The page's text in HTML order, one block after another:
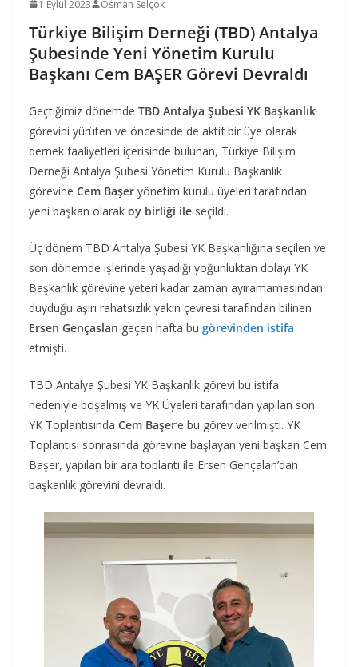
1 Eylül 2023 Osman Selçok
Türkiye Bilişim Derneği (TBD) Antalya
Şubesinde Yeni Yönetim Kurulu
Başkanı Cem BAŞER Görevi Devraldı
Geçtiğimiz dönemde TBD Antalya Şubesi YK Başkanlık
görevini yürüten ve öncesinde de aktif bir üye olarak
dernek faaliyetleri içerisinde bulunan, Türkiye Bilişim
Derneği Antalya Şubesi Yönetim Kurulu Başkanlık
görevine Cem Başer yönetim kurulu üyeleri tarafından
yeni başkan olarak oy birliği ile seçildi.
Üç dönem TBD Antalya Şubesi YK Başkanlığına seçilen ve
son dönemde işlerinde yaşadığı yoğunluktan dolayı YK
Başkanlık görevine yeteri kadar zaman ayıramamasından
duyduğu aşırı rahatsızlık yakın çevresi tarafından bilinen
Ersen Gençaslan geçen hafta bu görevinden istifa
etmişti.
TBD Antalya Şubesi YK Başkanlık görevi bu istifa
nedeniyle boşalmış ve YK Üyeleri tarafından yapılan son
YK Toplantısında Cem Başer‘e bu görev verilmişti. YK
Toplantısı sonrasında görevine başlayan yeni başkan Cem
Başer, yapılan bir ara toplantı ile Ersen Gençalan’dan
başkanlık görevini devraldı.